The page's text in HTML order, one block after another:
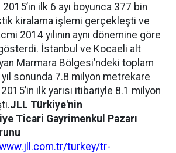
2015’in ilk 6 ayı boyunca 377 bin
kiralama işlemi gerçekleşti ve
2014 yılının aynı dönemine göre
İstanbul ve Kocaeli alt
Marmara Bölgesi’ndeki toplam
sonunda 7.8 milyon metrekare
ilk yarısı itibariyle 8.1 milyon
JLL Türkiye'nin
Ticari Gayrimenkul Pazarı
turkey/tr-